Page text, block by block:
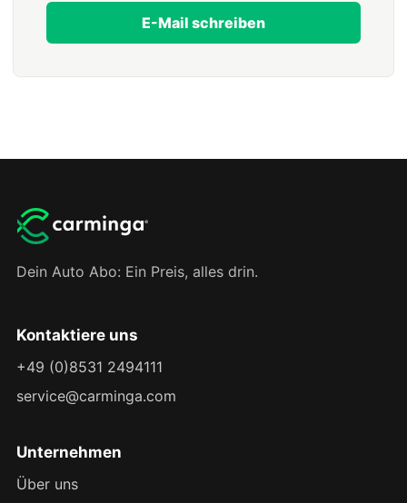
E-Mail schreiben
Dein Auto Abo: Ein Preis, alles drin.
Kontaktiere uns
+49 (0)8531 2494111
service@carminga.com
Unternehmen
Über uns